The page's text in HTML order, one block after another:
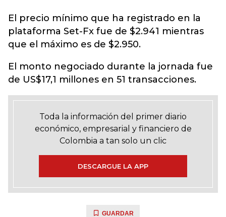
El precio mínimo que ha registrado en la
plataforma Set-Fx fue de $2.941 mientras
que el máximo es de $2.950.
El monto negociado durante la jornada fue
de US$17,1 millones en 51 transacciones.
Toda la información del primer diario
económico, empresarial y financiero de
Colombia a tan solo un clic
DESCARGUE LA APP
GUARDAR